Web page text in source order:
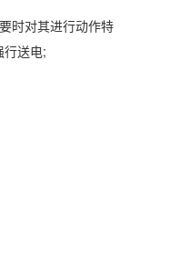
时对其进行动作特
行送电;